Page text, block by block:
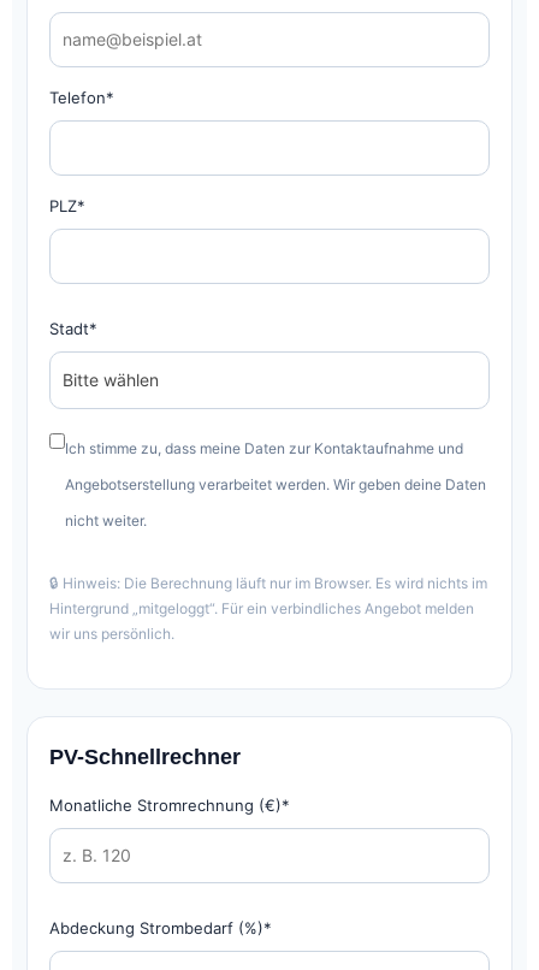
Telefon*
PLZ*
Stadt*
Ich stimme zu, dass meine Daten zur Kontaktaufnahme und
Angebotserstellung verarbeitet werden. Wir geben deine Daten
nicht weiter.
🔒 Hinweis: Die Berechnung läuft nur im Browser. Es wird nichts im
Hintergrund „mitgeloggt“. Für ein verbindliches Angebot melden
wir uns persönlich.
PV-Schnellrechner
Monatliche Stromrechnung (€)*
Abdeckung Strombedarf (%)*